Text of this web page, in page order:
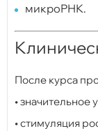
микроРНК.
После курса
•
• стимуляция